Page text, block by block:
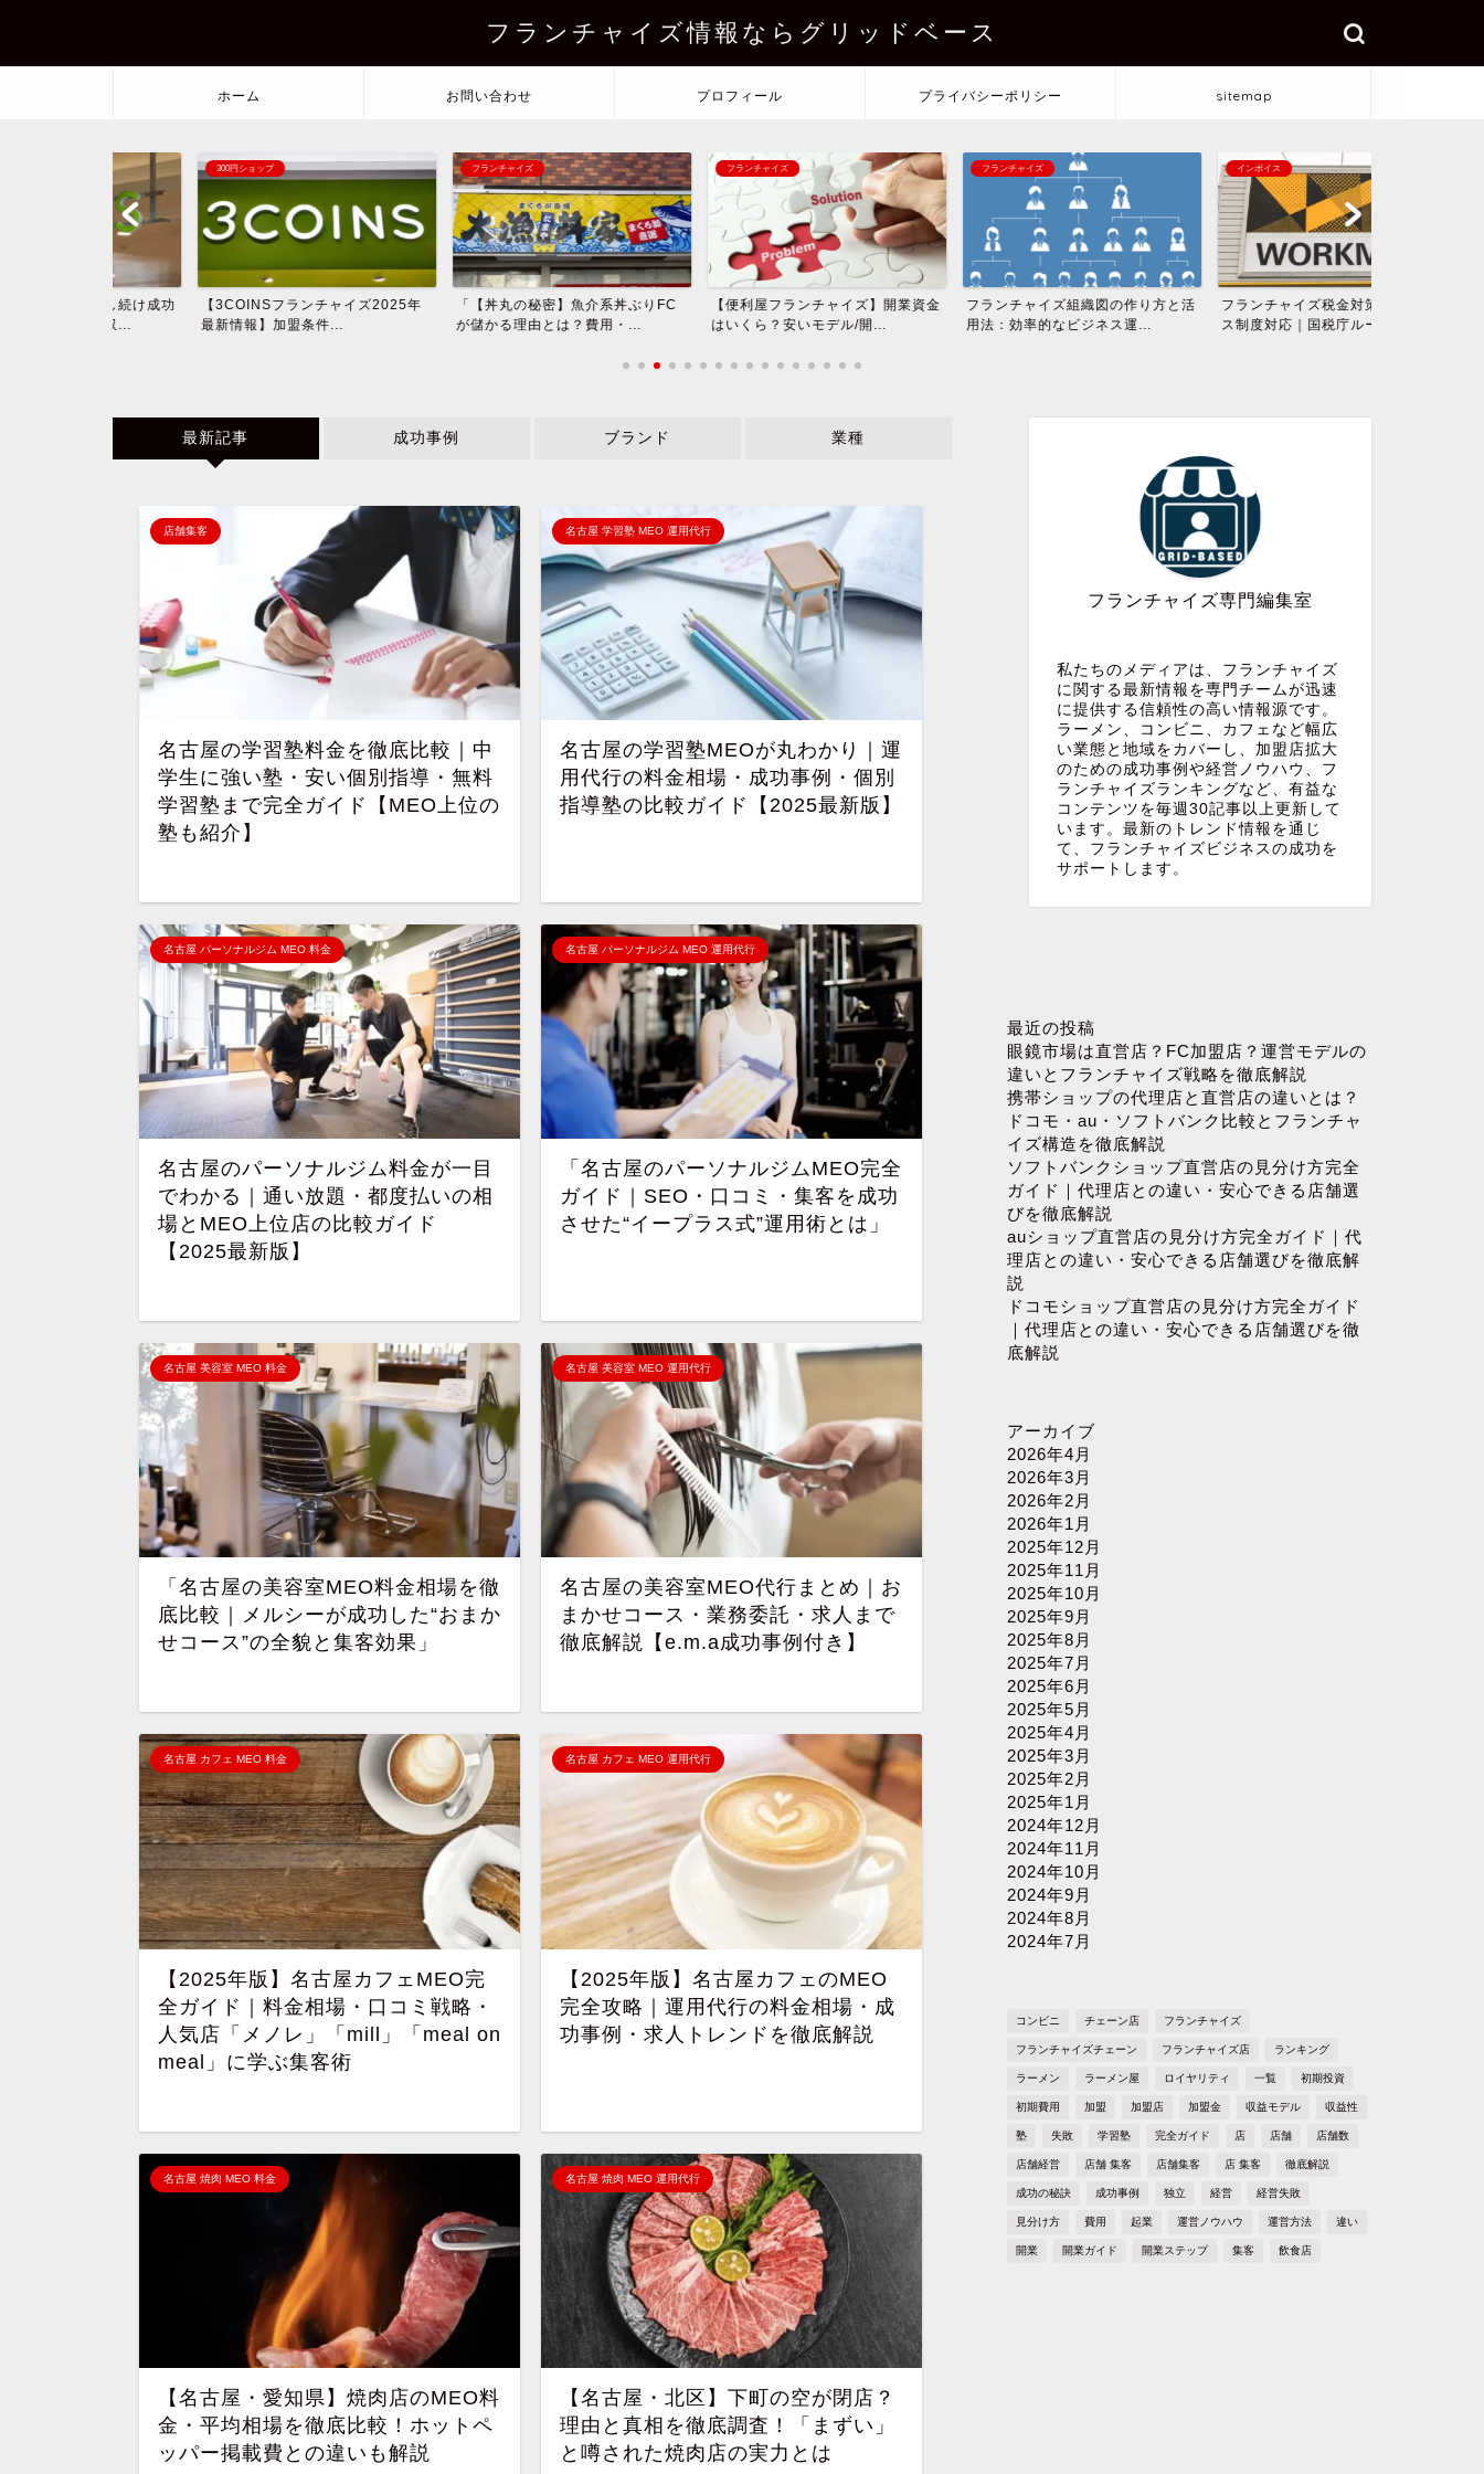
フランチャイズ情報ならグリッドベース
ホーム お問い合わせ プロフィール プライバシーポリシー sitemap
300円ショップ
【3COINSフランチャイズ2025年
最新情報】加盟条件...
フランチャイズ
「【丼丸の秘密】魚介系丼ぶりFC
が儲かる理由とは？費用・...
フランチャイズ
【便利屋フランチャイズ】開業資金
はいくら？安いモデル/開...
フランチャイズ
フランチャイズ組織図の作り方と活
用法：効率的なビジネス運...
フランチャイズ税金対策とインボイ
ス制度対応｜国税庁ルール...
最新記事 成功事例 ブランド 業種
店舗集客
名古屋の学習塾料金を徹底比較｜中
学生に強い塾・安い個別指導・無料
学習塾まで完全ガイド【MEO上位の
塾も紹介】
名古屋 学習塾 MEO 運用代行
名古屋の学習塾MEOが丸わかり｜運
用代行の料金相場・成功事例・個別
指導塾の比較ガイド【2025最新版】
名古屋 パーソナルジム MEO 料金
名古屋のパーソナルジム料金が一目
でわかる｜通い放題・都度払いの相
場とMEO上位店の比較ガイド
【2025最新版】
名古屋 パーソナルジム MEO 運用代行
「名古屋のパーソナルジムMEO完全
ガイド｜SEO・口コミ・集客を成功
させた“イープラス式”運用術とは」
名古屋 美容室 MEO 料金
「名古屋の美容室MEO料金相場を徹
底比較｜メルシーが成功した“おまか
せコース”の全貌と集客効果」
名古屋 美容室 MEO 運用代行
名古屋の美容室MEO代行まとめ｜お
まかせコース・業務委託・求人まで
徹底解説【e.m.a成功事例付き】
名古屋 カフェ MEO 料金
【2025年版】名古屋カフェMEO完
全ガイド｜料金相場・口コミ戦略・
人気店「メノレ」「mill」「meal on
meal」に学ぶ集客術
名古屋 カフェ MEO 運用代行
【2025年版】名古屋カフェのMEO
完全攻略｜運用代行の料金相場・成
功事例・求人トレンドを徹底解説
名古屋 焼肉 MEO 料金
【名古屋・愛知県】焼肉店のMEO料
金・平均相場を徹底比較！ホットペ
ッパー掲載費との違いも解説
名古屋 焼肉 MEO 運用代行
【名古屋・北区】下町の空が閉店？
理由と真相を徹底調査！「まずい」
と噂された焼肉店の実力とは
「ビッグサイトのフランチャイズシ
ョー攻略法！出展企業情報からセミ
ナーまで徹底チェック」
フランチャイズショー 来場者数の全
貌：2024年のトレンドと成功事例
フランチャイズ
フランチャイズショー福岡2024年完
全ガイド：開催日程から見どころま
で
フランチャイズ
フランチャイズショー大阪2024：見
逃せない最新ビジネスチャンスを徹
底解説！
フランチャイズ専門編集室
私たちのメディアは、フランチャイズ
に関する最新情報を専門チームが迅速
に提供する信頼性の高い情報源です。
ラーメン、コンビニ、カフェなど幅広
い業態と地域をカバーし、加盟店拡大
のための成功事例や経営ノウハウ、フ
ランチャイズランキングなど、有益な
コンテンツを毎週30記事以上更新して
います。最新のトレンド情報を通じ
て、フランチャイズビジネスの成功を
サポートします。
最近の投稿
眼鏡市場は直営店？FC加盟店？運営モデルの
違いとフランチャイズ戦略を徹底解説
携帯ショップの代理店と直営店の違いとは？
ドコモ・au・ソフトバンク比較とフランチャ
イズ構造を徹底解説
ソフトバンクショップ直営店の見分け方完全
ガイド｜代理店との違い・安心できる店舗選
びを徹底解説
auショップ直営店の見分け方完全ガイド｜代
理店との違い・安心できる店舗選びを徹底解
説
ドコモショップ直営店の見分け方完全ガイド
｜代理店との違い・安心できる店舗選びを徹
底解説
アーカイブ
2026年4月
2026年3月
2026年2月
2026年1月
2025年12月
2025年11月
2025年10月
2025年9月
2025年8月
2025年7月
2025年6月
2025年5月
2025年4月
2025年3月
2025年2月
2025年1月
2024年12月
2024年11月
2024年10月
2024年9月
2024年8月
2024年7月
コンビニ チェーン店 フランチャイズ
フランチャイズチェーン フランチャイズ店 ランキング
ラーメン ラーメン屋 ロイヤリティ 一覧 初期投資
初期費用 加盟 加盟店 加盟金 収益モデル 収益性
塾 失敗 学習塾 完全ガイド 店 店舗 店舗数
店舗経営 店舗 集客 店舗集客 店 集客 徹底解説
成功の秘訣 成功事例 独立 経営 経営失敗
見分け方 費用 起業 運営ノウハウ 運営方法 違い
開業 開業ガイド 開業ステップ 集客 飲食店